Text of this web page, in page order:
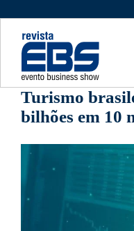
Turismo
bilhões em 10